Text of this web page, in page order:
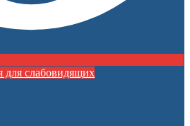
для слабовидящих